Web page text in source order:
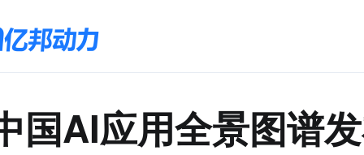
国AI应用全景图谱